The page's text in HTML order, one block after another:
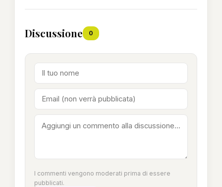
Discussione 0
I commenti vengono moderati prima di essere
pubblicati.